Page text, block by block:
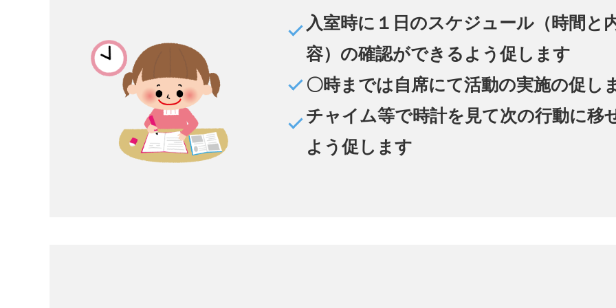
入室時に１日のスケジュール（時間と
容）の確認ができるよう促します
〇時までは自席にて活動の実施の促し
チャイム等で時計を見て次の行動に移
よう促します